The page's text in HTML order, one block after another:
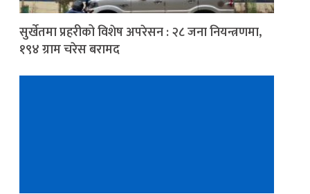
सुर्खेतमा प्रहरीको विशेष अपरेसन : २८ जना नियन्त्रणमा,
१९४ ग्राम चरेस बरामद